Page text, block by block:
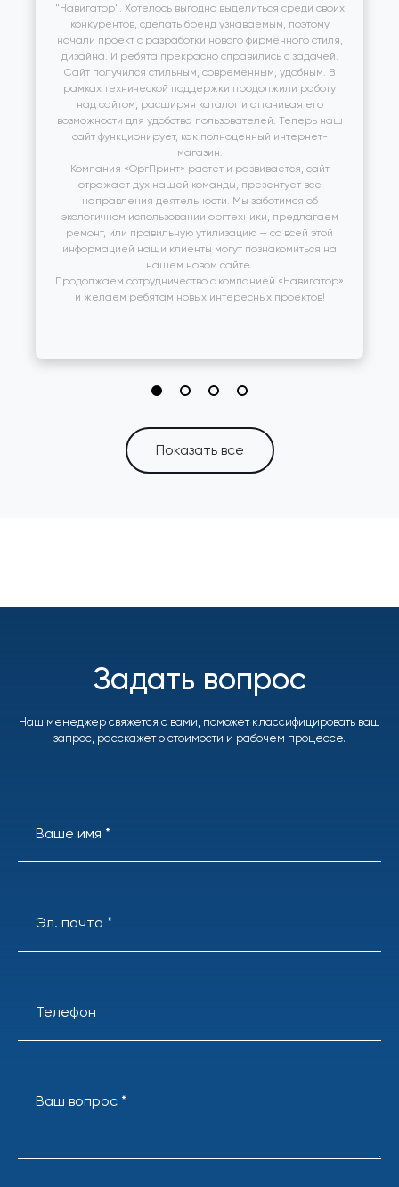
"Навигатор". Хотелось выгодно выделиться среди своих
конкурентов, сделать бренд узнаваемым, поэтому
начали проект с разработки нового фирменного стиля,
дизайна. И ребята прекрасно справились с задачей.
Сайт получился стильным, современным, удобным. В
рамках технической поддержки продолжили работу
над сайтом, расширяя каталог и оттачивая его
возможности для удобства пользователей. Теперь наш
сайт функционирует, как полноценный интернет-
магазин.
Компания «ОргПринт» растет и развивается, сайт
отражает дух нашей команды, презентует все
направления деятельности. Мы заботимся об
экологичном использовании оргтехники, предлагаем
ремонт, или правильную утилизацию — со всей этой
информацией наши клиенты могут познакомиться на
нашем новом сайте.
Продолжаем сотрудничество с компанией «Навигатор»
и желаем ребятам новых интересных проектов!
Показать все
Задать вопрос
Наш менеджер свяжется с вами, поможет классифицировать ваш
запрос, расскажет о стоимости и рабочем процессе.
Ваше имя *
Эл. почта *
Телефон
Ваш вопрос *